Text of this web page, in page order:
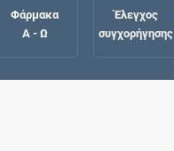
Φάρμακα
Α - Ω
Έλεγχος
συγχορήγησης